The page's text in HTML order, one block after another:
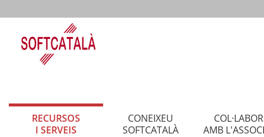
RECURSOS
I SERVEIS
CONEIXEU
SOFTCATALÀ
AMB